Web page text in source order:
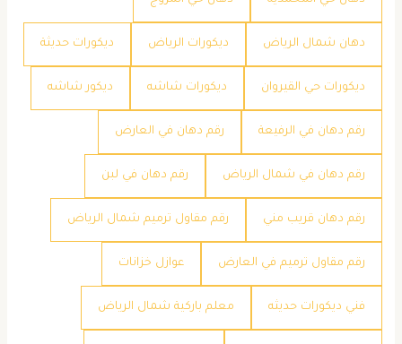
دهان شمال الرياض ديكورات الرياض ديكورات حديثة
ديكورات حي القيروان ديكورات شاشه ديكور شاشه
رقم دهان في الرفيعة رقم دهان في العارض
رقم دهان في شمال الرياض رقم دهان في لبن
رقم دهان قريب مني رقم مقاول ترميم شمال الرياض
رقم مقاول ترميم في العارض عوازل خزانات
فني ديكورات حديثه معلم باركية شمال الرياض